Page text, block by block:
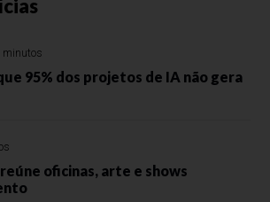
minutos
95% dos projetos de IA não gera
reúne oficinas, arte e shows